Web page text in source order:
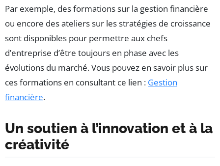
Par exemple, des formations sur la gestion financière
ou encore des ateliers sur les stratégies de croissance
sont disponibles pour permettre aux chefs
d’entreprise d’être toujours en phase avec les
évolutions du marché. Vous pouvez en savoir plus sur
ces formations en consultant ce lien : Gestion
financière.
Un soutien à l’innovation et à la
créativité